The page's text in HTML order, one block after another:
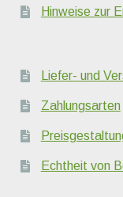
Hinweise zur
Liefer- und
Zahlungsarten
Echtheit von